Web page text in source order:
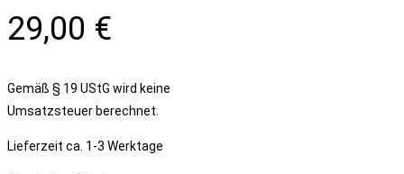
29,00 €
Gemäß § 19 UStG wird keine
Umsatzsteuer berechnet.
Lieferzeit ca. 1-3 Werktage